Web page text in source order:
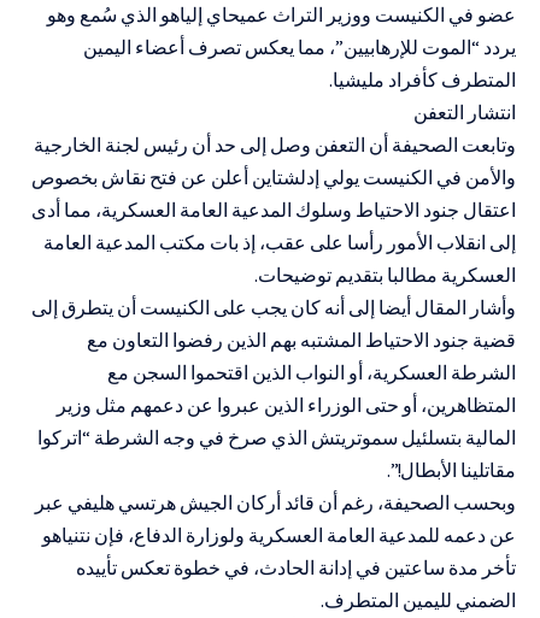
عضو في الكنيست ووزير التراث عميحاي إلياهو الذي سُمع وهو
يردد “الموت للإرهابيين”، مما يعكس تصرف أعضاء اليمين
المتطرف كأفراد مليشيا.
انتشار التعفن
وتابعت الصحيفة أن التعفن وصل إلى حد أن رئيس لجنة الخارجية
والأمن في الكنيست يولي إدلشتاين أعلن عن فتح نقاش بخصوص
اعتقال جنود الاحتياط وسلوك المدعية العامة العسكرية، مما أدى
إلى انقلاب الأمور رأسا على عقب، إذ بات مكتب المدعية العامة
العسكرية مطالبا بتقديم توضيحات.
وأشار المقال أيضا إلى أنه كان يجب على الكنيست أن يتطرق إلى
قضية جنود الاحتياط المشتبه بهم الذين رفضوا التعاون مع
الشرطة العسكرية، أو النواب الذين اقتحموا السجن مع
المتظاهرين، أو حتى الوزراء الذين عبروا عن دعمهم مثل وزير
المالية بتسلئيل سموتريتش الذي صرخ في وجه الشرطة “اتركوا
مقاتلينا الأبطال!”.
وبحسب الصحيفة، رغم أن قائد أركان الجيش هرتسي هليفي عبر
عن دعمه للمدعية العامة العسكرية ولوزارة الدفاع، فإن نتنياهو
تأخر مدة ساعتين في إدانة الحادث، في خطوة تعكس تأييده
الضمني لليمين المتطرف.